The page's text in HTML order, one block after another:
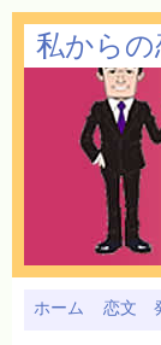
私からの
ホーム 恋文